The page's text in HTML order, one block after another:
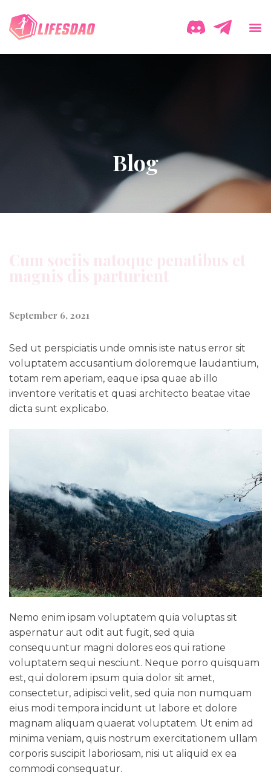
Blog
Cum sociis natoque penatibus et
magnis dis parturient
September 6, 2021
Sed ut perspiciatis unde omnis iste natus error sit
voluptatem accusantium doloremque laudantium,
totam rem aperiam, eaque ipsa quae ab illo
inventore veritatis et quasi architecto beatae vitae
dicta sunt explicabo.
Nemo enim ipsam voluptatem quia voluptas sit
aspernatur aut odit aut fugit, sed quia
consequuntur magni dolores eos qui ratione
voluptatem sequi nesciunt. Neque porro quisquam
est, qui dolorem ipsum quia dolor sit amet,
consectetur, adipisci velit, sed quia non numquam
eius modi tempora incidunt ut labore et dolore
magnam aliquam quaerat voluptatem. Ut enim ad
minima veniam, quis nostrum exercitationem ullam
corporis suscipit laboriosam, nisi ut aliquid ex ea
commodi consequatur.